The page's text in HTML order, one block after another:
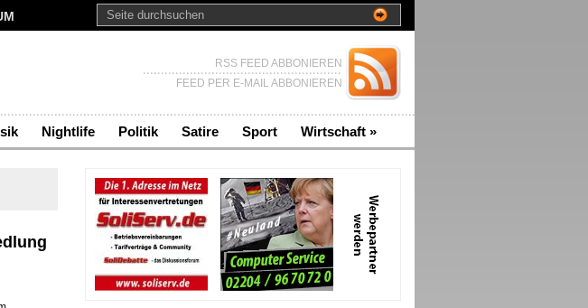
RSS FEED ABBONIEREN
FEED PER E-MAIL ABBONIEREN
Nightlife Politik Satire Sport Wirtschaft »